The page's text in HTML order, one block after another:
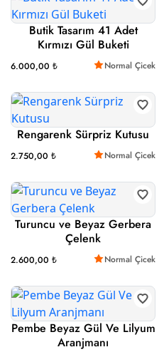
Butik Tasarım 41 Adet
Kırmızı Gül Buketi
6.000,00 ₺ Normal Çicek
Rengarenk Sürpriz Kutusu
2.750,00 ₺ Normal Çicek
Turuncu ve Beyaz Gerbera
Çelenk
2.600,00 ₺ Normal Çicek
Pembe Beyaz Gül Ve Lilyum
Aranjmanı